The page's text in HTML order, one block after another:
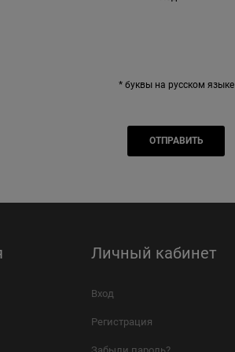
* буквы на русском языке
Личный кабинет
Вход
Регистрация